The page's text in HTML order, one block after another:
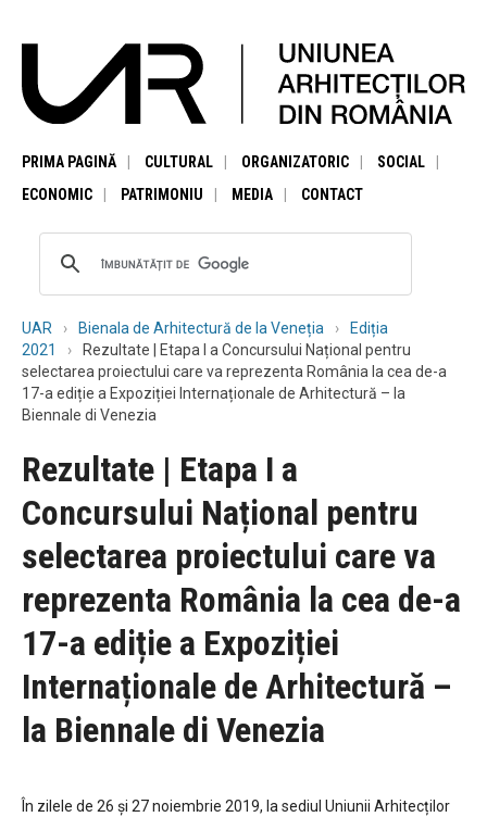
PRIMA PAGINĂ CULTURAL ORGANIZATORIC
SOCIAL
ECONOMIC
PATRIMONIU MEDIA CONTACT
UAR Bienala de Arhitectură de la Veneția
Ediția
2021
Rezultate | Etapa I a Concursului Național pentru
selectarea proiectului care va reprezenta România la cea de-a
17-a ediție a Expoziției Internaționale de Arhitectură – la
Biennale di Venezia
Rezultate | Etapa I a
Concursului Național pentru
selectarea proiectului care va
reprezenta România la cea de-a
17-a ediție a Expoziției
Internaționale de Arhitectură –
la Biennale di Venezia
În zilele de 26 și 27 noiembrie 2019, la sediul Uniunii Arhitecților